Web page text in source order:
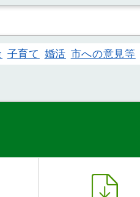
子育て 婚活 市への意見等